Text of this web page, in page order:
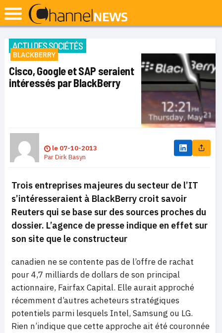
ACTU DES SOCIÉTÉS
BLACKBERRY
Cisco, Google et SAP seraient
intéressés par BlackBerry
le 07-10-2013
ParDirk Basyn
Trois entreprises majeures du secteur de l’IT
s’intéresseraient à BlackBerry croit savoir
Reuters qui se base sur des sources proches du
dossier. L’agence de presse indique en effet sur
son site que le constructeur
canadien ne se contente pas de l’offre de rachat
pour 4,7 milliards de dollars de son principal
actionnaire, Fairfax Capital. Elle aurait approché
récemment d’autres acheteurs stratégiques
potentiels parmi lesquels Intel, Samsung ou LG.
Rien n’indique que cette approche ait été couronnée